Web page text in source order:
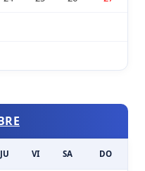
JU VI SA DO